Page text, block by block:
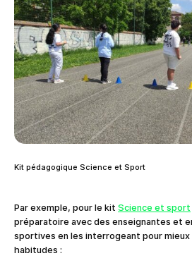
Kit pédagogique Science et Sport
Par exemple, pour le kit Science et sport
préparatoire avec des enseignantes et
sportives en les interrogeant pour mieux
habitudes :